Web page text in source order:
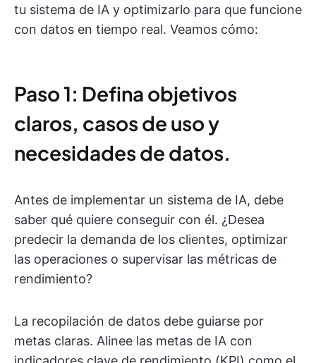
tu sistema de IA y optimizarlo para que funcione
con datos en tiempo real. Veamos cómo:
Paso 1: Defina objetivos
claros, casos de uso y
necesidades de datos.
Antes de implementar un sistema de IA, debe
saber qué quiere conseguir con él. ¿Desea
predecir la demanda de los clientes, optimizar
las operaciones o supervisar las métricas de
rendimiento?
La recopilación de datos debe guiarse por
metas claras. Alinee las metas de IA con